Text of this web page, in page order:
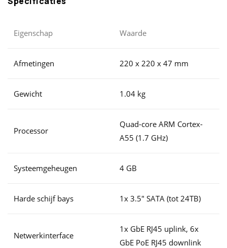
Eigenschap Waarde
Afmetingen 220 x 220 x 47 mm
Gewicht 1.04 kg
Processor
Quad-core ARM Cortex-
A55 (1.7 GHz)
Systeemgeheugen 4 GB
Harde schijf bays 1x 3.5" SATA (tot 24TB)
Netwerkinterface
1x GbE RJ45 uplink, 6x
GbE PoE RJ45 downlink